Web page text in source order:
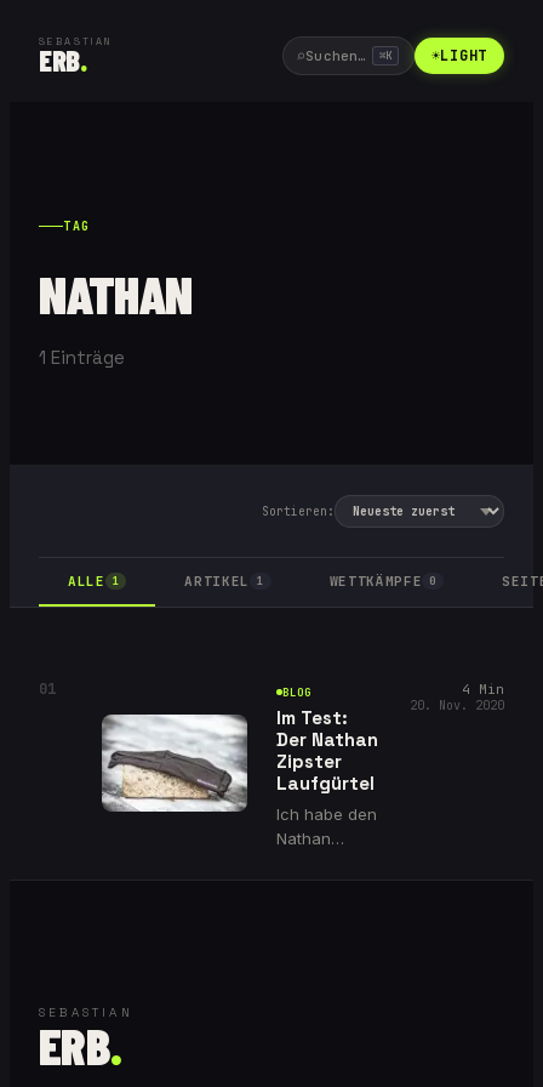
SEBASTIAN
ERB. ⌕Suchen… ⌘K ☀LIGHT
TAG
NATHAN
1 Einträge
Sortieren:
ALLE 1 ARTIKEL 1 WETTKÄMPFE 0
01 BLOG
Im Test:
Der Nathan
Zipster
Laufgürtel
Ich habe den
Nathan
4 Min
20. Nov. 2020
SEBASTIAN
ERB.